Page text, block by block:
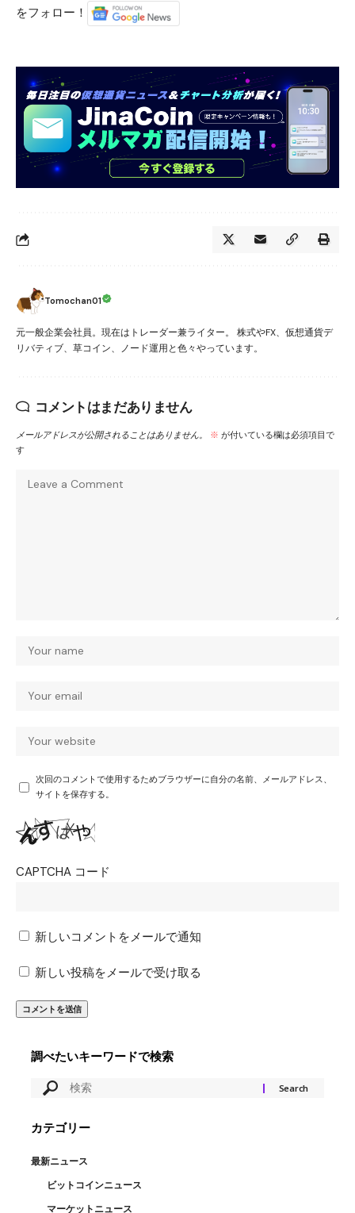
をフォロー！
Tomochan01
元一般企業会社員。現在はトレーダー兼ライター。 株式やFX、仮想通貨デ
リバティブ、草コイン、ノード運用と色々やっています。
コメントはまだありません
メールアドレスが公開されることはありません。 ※ が付いている欄は必須項目で
す
次回のコメントで使用するためブラウザーに自分の名前、メールアドレス、
サイトを保存する。
CAPTCHA コード
新しいコメントをメールで通知
新しい投稿をメールで受け取る
調べたいキーワードで検索
カテゴリー
最新ニュース
ビットコインニュース
マーケットニュース